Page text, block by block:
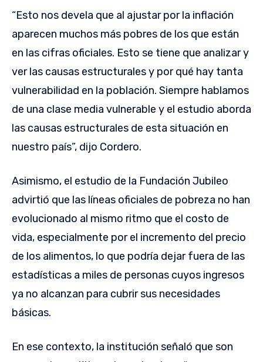
“Esto nos devela que al ajustar por la inflación
aparecen muchos más pobres de los que están
en las cifras oficiales. Esto se tiene que analizar y
ver las causas estructurales y por qué hay tanta
vulnerabilidad en la población. Siempre hablamos
de una clase media vulnerable y el estudio aborda
las causas estructurales de esta situación en
nuestro país”, dijo Cordero.
Asimismo, el estudio de la Fundación Jubileo
advirtió que las líneas oficiales de pobreza no han
evolucionado al mismo ritmo que el costo de
vida, especialmente por el incremento del precio
de los alimentos, lo que podría dejar fuera de las
estadísticas a miles de personas cuyos ingresos
ya no alcanzan para cubrir sus necesidades
básicas.
En ese contexto, la institución señaló que son